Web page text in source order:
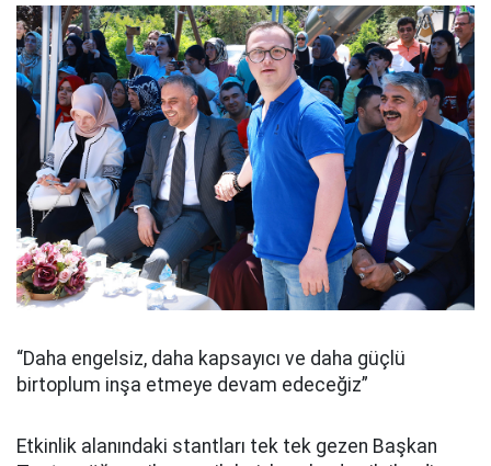
“Daha engelsiz, daha kapsayıcı ve daha güçlü
birtoplum inşa etmeye devam edeceğiz”
Etkinlik alanındaki stantları tek tek gezen Başkan